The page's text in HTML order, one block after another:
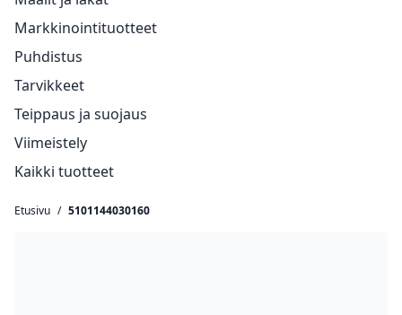
Markkinointituotteet
Puhdistus
Tarvikkeet
Teippaus ja suojaus
Viimeistely
Kaikki tuotteet
Etusivu / 5101144030160